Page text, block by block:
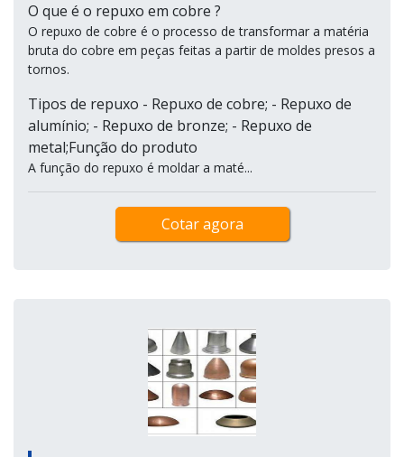
O que é o repuxo em cobre ?
O repuxo de cobre é o processo de transformar a matéria
bruta do cobre em peças feitas a partir de moldes presos a
tornos.
Tipos de repuxo - Repuxo de cobre; - Repuxo de
alumínio; - Repuxo de bronze; - Repuxo de
metal;Função do produto
A função do repuxo é moldar a maté...
Cotar agora